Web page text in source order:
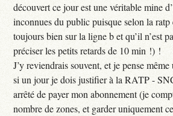
découvert ce jour est une véritable mine
inconnues du public puisque selon la
toujours bien sur la ligne b et qu’il n’est
préciser les petits retards de 10 min !) !
J’y reviendrais souvent, et je pense
si un jour je dois justifier à la RATP -
arrêté de payer mon abonnement (je
nombre de zones, et garder uniquement